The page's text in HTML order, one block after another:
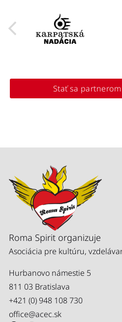
Stať sa
Roma Spirit organizuje
Asociácia pre kultúru,
Hurbanovo námestie 5
811 03 Bratislava
+421 (0) 948 108 730
office@acec.sk